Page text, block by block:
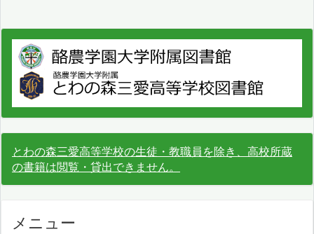
とわの森三愛高等学校の生徒・教職員を除き、高校所蔵
の書籍は閲覧・貸出できません。
メニュー